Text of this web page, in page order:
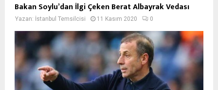
Bakan Soylu’dan İlgi Çeken Berat Albayrak Vedası
Yazan: İstanbul Temsilcisi 11 Kasım 2020 0